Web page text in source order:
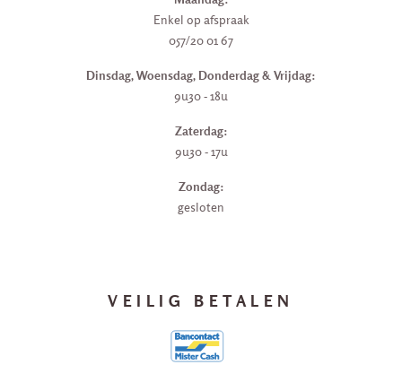
Enkel op afspraak
057/20 01 67
Dinsdag, Woensdag, Donderdag & Vrijdag:
9u30 - 18u
Zaterdag:
9u30 - 17u
Zondag:
gesloten
VEILIG BETALEN